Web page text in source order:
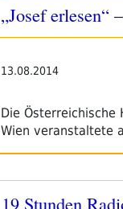
„Josef erlesen“
13.08.2014
Die Österreichische
Wien veranstaltete
Veröffentlicht
19 Stunden